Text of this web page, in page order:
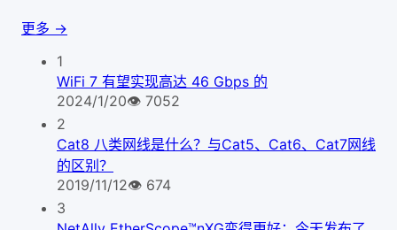
更多 →
1
WiFi 7 有望实现高达 46 Gbps 的
2024/1/20👁 7052
2
Cat8 八类网线是什么？与Cat5、Cat6、Cat7网线
的区别？
2019/11/12👁 674
3